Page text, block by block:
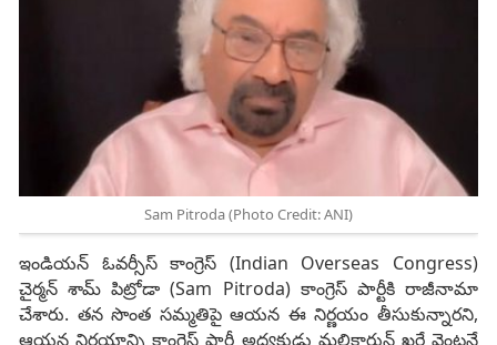
Sam Pitroda (Photo Credit: ANI)
ఇండియన్ ఓవర్సీస్ కాంగ్రెస్ (Indian Overseas Congress)
చైర్మన్ శామ్ పిట్రోడా (Sam Pitroda) కాంగ్రెస్ పార్టీకి రాజీనామా
చేశారు. తన సొంత సమ్మతిపై ఆయన ఈ నిర్ణయం తీసుకున్నారని,
ఆయన నిర్ణయాన్ని కాంగ్రెస్ పార్టీ అధ్యక్షుడు మల్లికార్జున్ ఖర్గే వెంటనే